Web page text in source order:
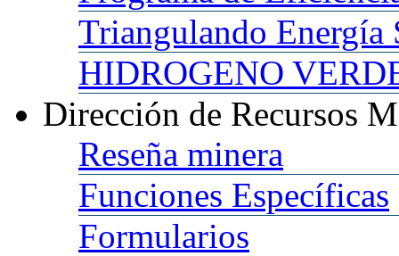
Triangulando Energía
HIDROGENO
Dirección de Recursos
Reseña minera
Funciones Específicas
Formularios